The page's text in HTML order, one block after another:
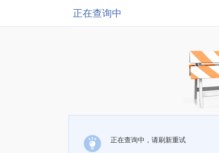
正在查询中
正在查询中，请刷新重试